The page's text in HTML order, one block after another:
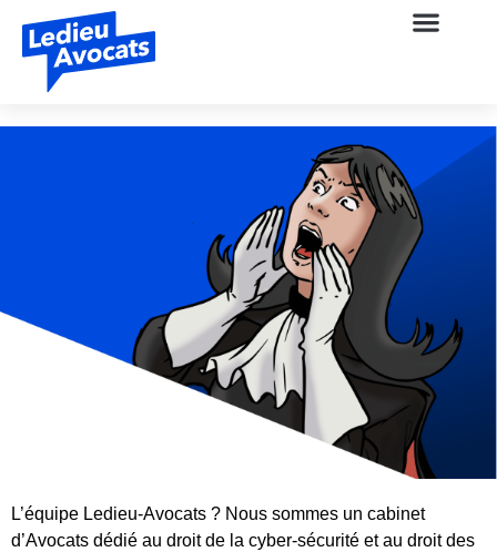
L’équipe Ledieu-Avocats ? Nous sommes un cabinet
d’Avocats dédié au droit de la cyber-sécurité et au droit des